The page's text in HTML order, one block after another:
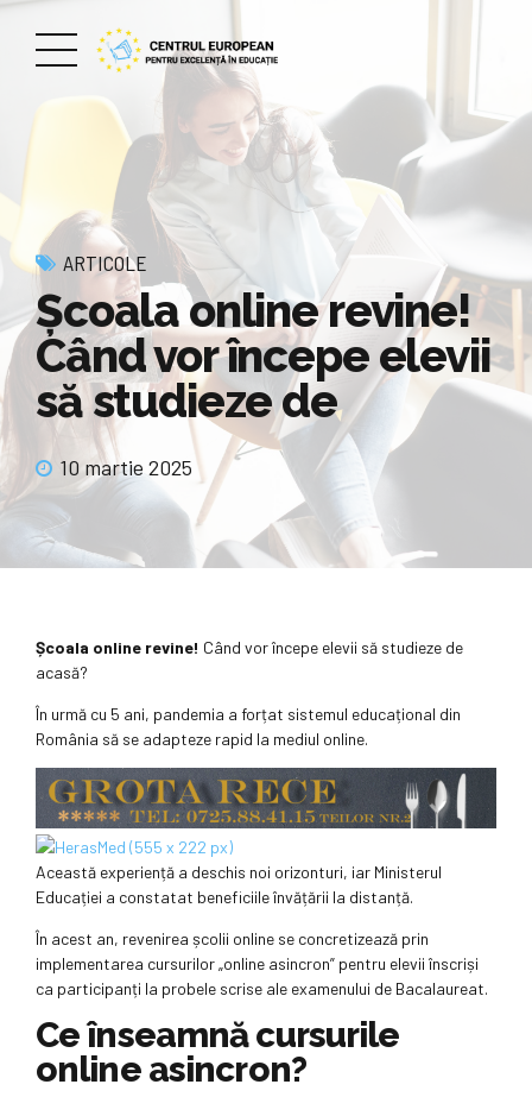
ARTICOLE
Școala online revine!
Când vor începe elevii
să studieze de
10 martie 2025
Școala online revine! Când vor începe elevii să studieze de
acasă?
În urmă cu 5 ani, pandemia a forțat sistemul educațional din
România să se adapteze rapid la mediul online.
Această experiență a deschis noi orizonturi, iar Ministerul
Educației a constatat beneficiile învățării la distanță.
În acest an, revenirea școlii online se concretizează prin
implementarea cursurilor „online asincron” pentru elevii înscriși
ca participanți la probele scrise ale examenului de Bacalaureat.
Ce înseamnă cursurile
online asincron?